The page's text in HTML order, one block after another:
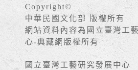
Copyright©
中華民國文化部 版權所有
網站資料內容為國立臺灣工
心-典藏網版權所有
國立臺灣工藝研究發展中心